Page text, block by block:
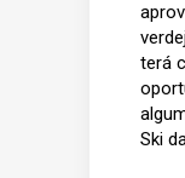
terá
Ski